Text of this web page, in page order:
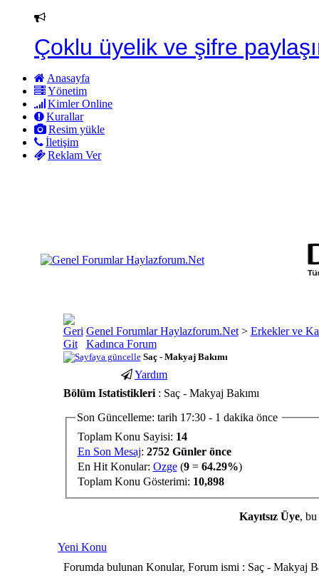
Çoklu üyelik ve şifre
Anasayfa
Yönetim
Kimler Online
Kurallar
Resim yükle
İletişim
Reklam Ver
Genel Forumlar Haylazforum.Net > Erkekler ve
Kadınca Forum
Saç - Makyaj Bakımı
Yardım
porno
izle
gaziantep
gaziantep
escort
youtube
abone
hilesi
Bölüm Istatistikleri: Saç - Makyaj Bakımı
Son Güncelleme: tarih 17:30 - 1 dakika önce
Toplam Konu Sayisi: 14
En Son Mesaj: 2752 Günler önce
En Hit Konular: Ozge(9= 64.29%)
Toplam Konu Gösterimi: 10,898
Kayıtsız Üye, bu
Yeni Konu
Forumda bulunan Konular, Forum ismi : Saç - Makyaj